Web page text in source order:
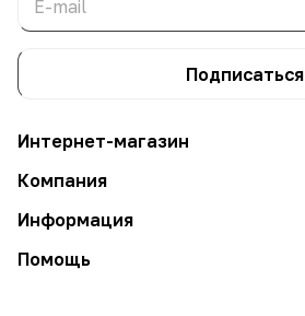
Подписаться
Интернет-магазин
Компания
Информация
Помощь